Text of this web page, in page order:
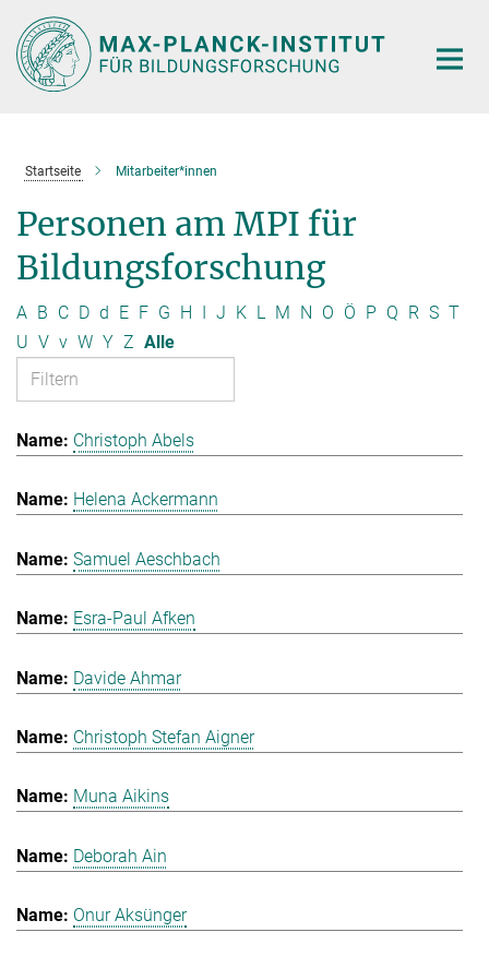
Hauptinhalt
Startseite Mitarbeiter*innen
Personen am MPI für
Bildungsforschung
A B C D d E F G H I J K L M N O Ö P Q R S T
U V v W Y Z Alle
Christoph Abels
Helena Ackermann
Samuel Aeschbach
Esra-Paul Afken
Davide Ahmar
Christoph Stefan Aigner
Muna Aikins
Deborah Ain
Onur Aksünger